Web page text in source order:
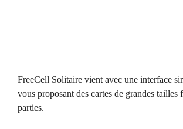
FreeCell Solitaire vient avec une interface
vous proposant des cartes de grandes tailles
parties.